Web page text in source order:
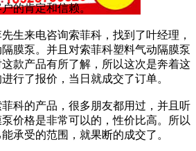
的肯定和信赖。
生来电咨询索菲科，找到了叶经理，
膜泵。并且对索菲科塑料气动隔膜泵
款产品有所了解，所以这次是奔着这
行了报价，当日就成交了订单。
科的产品，很多朋友都用过，并且听
价格是非常可以的，性价比高。所以
承受的范围，就果断的成交了。